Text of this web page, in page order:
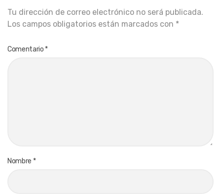
Tu dirección de correo electrónico no será publicada.
Los campos obligatorios están marcados con *
Comentario *
Nombre *